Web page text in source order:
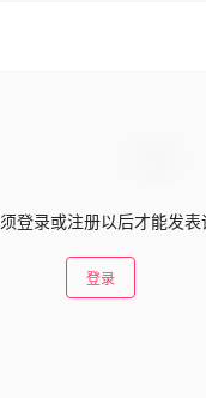
登录或注册以后才能发表
登录